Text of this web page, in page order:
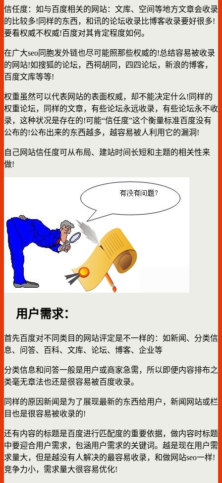
信任度：如与百度相关的网站：文库、空间等地方文章会收录
的比较多!同样的东西，和讯的论坛收录比博客收录要好很多!
要看权威不权威!百度对其肯定程度如何。
在广大seo同胞发外链也尽可能照那些权威的!总结容易被收录
的网站!如搜狐的论坛，西祠胡同，四四论坛，新浪的博客，
百度文库等等!
权重虽然可以代表网站的表面权威，却不能决定什么!同样的
权重论坛，同样的文章，有些论坛永远收录，有些论坛永不收
录，这种状况是存在的!可能“信任度”这个衡量标准百度没有
公布的!公布出来的东西越多，越容易被人利用它的漏洞!
自己网站信任度可从布局、建站时间长短和主题的相关性来
做!
用户需求：
首先百度对不同类目的网站评定是不一样的：如新闻、分类信
息、问答、百科、文库、论坛、博客、企业等
分类信息和问答一般是用户或商家急需，所以即便内容排布之
类毫无章法也还是很容易被百度收录。
同样的原因新闻是为了展现最新的东西给用户，新闻网站或栏
目也是很容易被收录的!
还有内容的标题是百度进行匹配度的重要依据，做内容时标题
中要迎合用户需求，包涵用户需求的关键词。越是现在用户需
求量大，但是越没有人解决的最容易收录，和做网站seo一样!
竞争力小，需求量大很容易优化!